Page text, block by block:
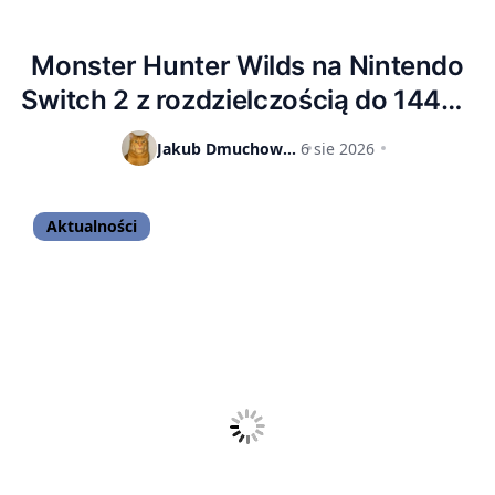
Monster Hunter Wilds na Nintendo
Switch 2 z rozdzielczością do 1440p
i 40 FPS. Gra wyciśnie siódme poty z
Jakub Dmuchowski 6 sie 2026
Aktualności